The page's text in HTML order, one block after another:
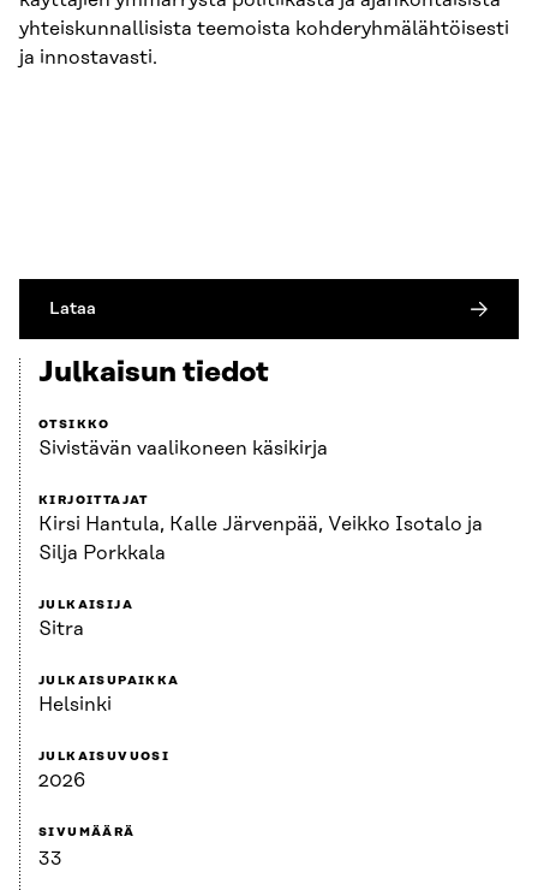
yhteiskunnallisista teemoista kohderyhmälähtöisesti
ja innostavasti.
Lataa
Julkaisun tiedot
OTSIKKO
Sivistävän vaalikoneen käsikirja
KIRJOITTAJAT
Kirsi Hantula, Kalle Järvenpää, Veikko Isotalo ja
Silja Porkkala
JULKAISIJA
Sitra
JULKAISUPAIKKA
Helsinki
JULKAISUVUOSI
2026
SIVUMÄÄRÄ
33